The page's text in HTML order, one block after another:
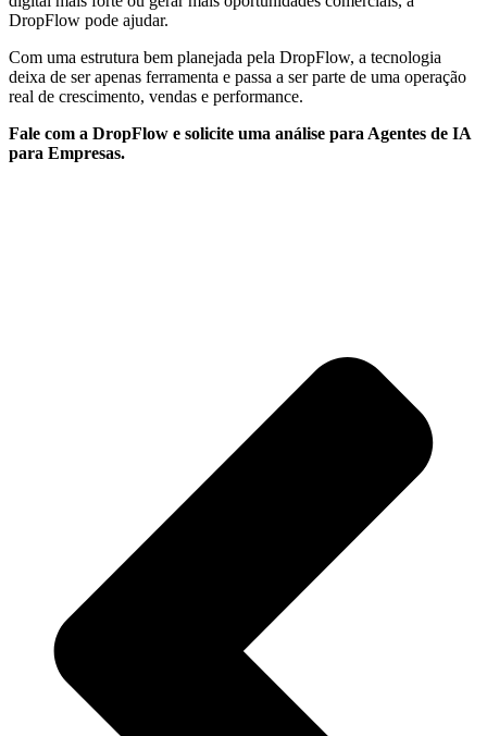
DropFlow pode ajudar.
Com uma estrutura bem planejada pela DropFlow, a tecnologia
deixa de ser apenas ferramenta e passa a ser parte de uma operação
real de crescimento, vendas e performance.
Fale com a DropFlow e solicite uma análise para Agentes de IA
para Empresas.